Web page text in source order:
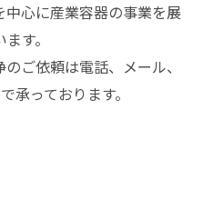
心に産業容器の事業を展
す。
ご依頼は電話、メール、
承っております。